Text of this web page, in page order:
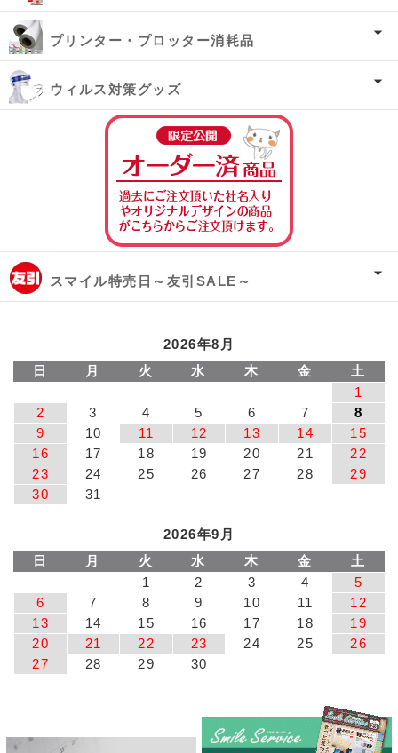
プリンター・プロッター消耗品
ウィルス対策グッズ
スマイル特売日～友引SALE～
2026年8月
日
月 火 水 木 金
土
1
2
3 4 5 6 7
8
9
10 11 12 13 14
15
16
17 18 19 20 21
22
23
24 25 26 27 28
29
30
31
2026年9月
日
月 火 水 木 金
土
1
2 3 4
5
6
7 8 9 10 11
12
13
14 15 16 17 18
19
20
21 22 23 24 25
26
27
28 29 30